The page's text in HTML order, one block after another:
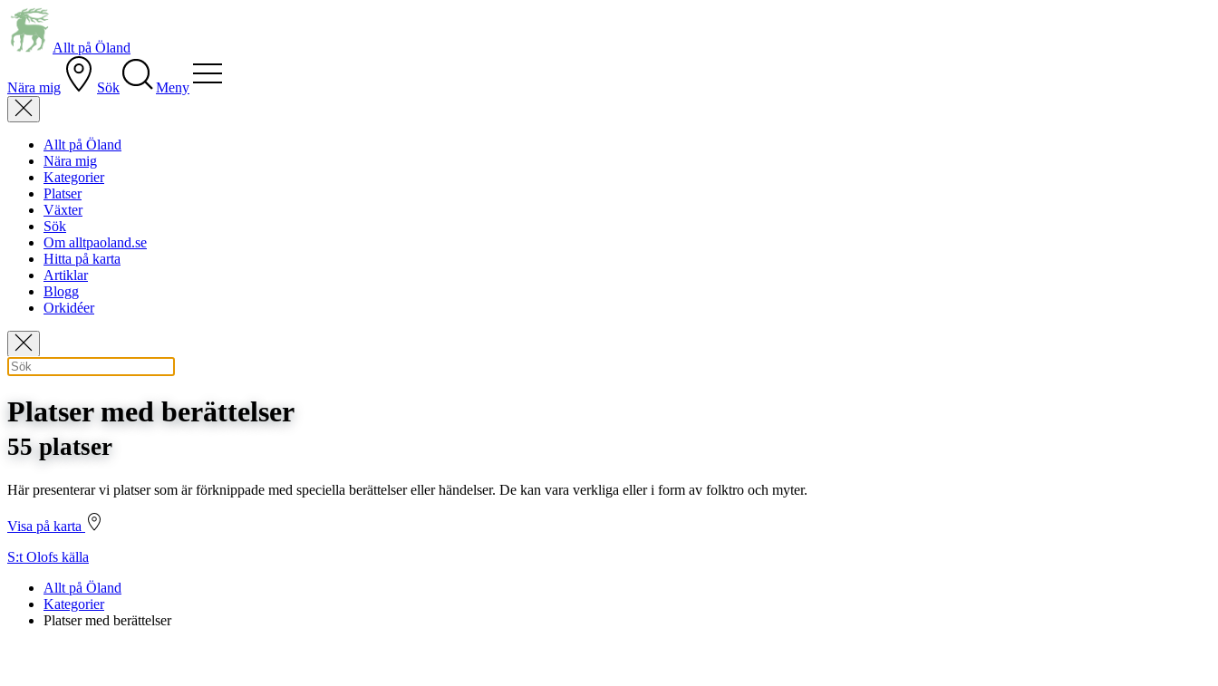
Allt på Öland
Nära mig Sök Meny
Allt på Öland
Nära mig
Kategorier
Platser
Växter
Sök
Om alltpaoland.se
Hitta på karta
Artiklar
Blogg
Orkidéer
Platser med berättelser
55 platser
Här presenterar vi platser som är förknippade med speciella berättelser eller händelser. De kan vara verkliga eller i form av folktro och myter.
Visa på karta
S:t Olofs källa
Allt på Öland
Kategorier
Platser med berättelser